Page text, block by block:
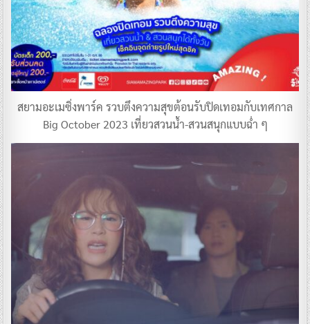
สยามอะเมซิ่งพาร์ค รวบตึงความสุขต้อนรับปิดเทอมกับเทศกาล
Big October 2023 เที่ยวสวนน้ำ-สวนสนุกแบบฉ่ำ ๆ